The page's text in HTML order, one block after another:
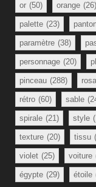
or (50) orange (26)
palette (23)
paramètre (38)
personnage (20)
pinceau (288)
rétro (60) sable
spirale (21) style
texture (20) tissu
violet (25) voiture
égypte (29) étoile